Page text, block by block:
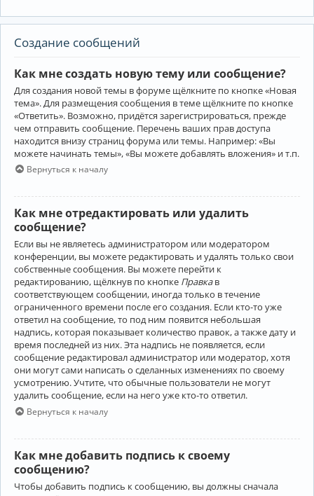
Создание сообщений
Как мне создать новую тему или сообщение?
Для создания новой темы в форуме щёлкните по кнопке «Новая
тема». Для размещения сообщения в теме щёлкните по кнопке
«Ответить». Возможно, придётся зарегистрироваться, прежде
чем отправить сообщение. Перечень ваших прав доступа
находится внизу страниц форума или темы. Например: «Вы
можете начинать темы», «Вы можете добавлять вложения» и т.п.
Вернуться к началу
Как мне отредактировать или удалить
сообщение?
Если вы не являетесь администратором или модератором
конференции, вы можете редактировать и удалять только свои
собственные сообщения. Вы можете перейти к
редактированию, щёлкнув по кнопке Правкав
соответствующем сообщении, иногда только в течение
ограниченного времени после его создания. Если кто-то уже
ответил на сообщение, то под ним появится небольшая
надпись, которая показывает количество правок, а также дату и
время последней из них. Эта надпись не появляется, если
сообщение редактировал администратор или модератор, хотя
они могут сами написать о сделанных изменениях по своему
усмотрению. Учтите, что обычные пользователи не могут
удалить сообщение, если на него уже кто-то ответил.
Вернуться к началу
Как мне добавить подпись к своему
сообщению?
Чтобы добавить подпись к сообщению, вы должны сначала